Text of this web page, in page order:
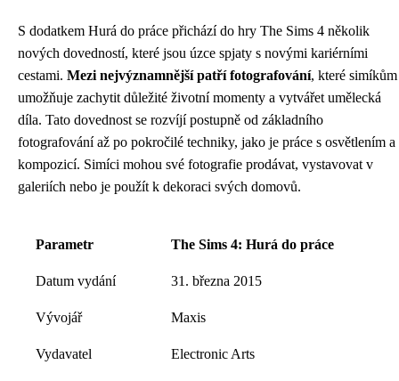
S dodatkem Hurá do práce přichází do hry The Sims 4 několik
nových dovedností, které jsou úzce spjaty s novými kariérními
cestami. Mezi nejvýznamnější patří fotografování, které simíkům
umožňuje zachytit důležité životní momenty a vytvářet umělecká
díla. Tato dovednost se rozvíjí postupně od základního
fotografování až po pokročilé techniky, jako je práce s osvětlením a
kompozicí. Simíci mohou své fotografie prodávat, vystavovat v
galeriích nebo je použít k dekoraci svých domovů.
Parametr The Sims 4: Hurá do práce
Datum vydání 31. března 2015
Vývojář Maxis
Vydavatel Electronic Arts